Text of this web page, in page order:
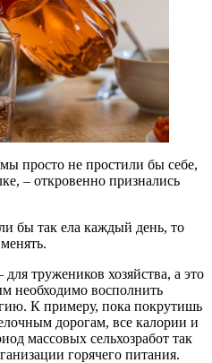
просто не простили бы себе,
– откровенно признались
бы так ела каждый день, то
тружеников хозяйства, а это
необходимо восполнить
К примеру, пока покрутишь
дорогам, все калории и
массовых сельхозработ так
горячего питания.